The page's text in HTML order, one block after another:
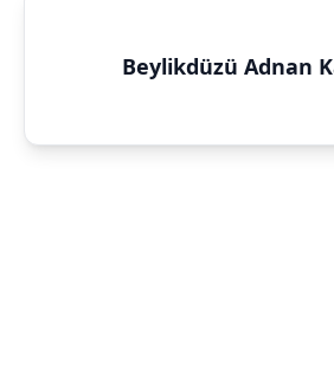
Beylikdüzü Adnan